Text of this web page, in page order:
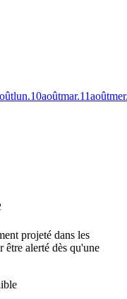
lun.10aoûtmar.11août
projeté dans les
être alerté dès qu'une